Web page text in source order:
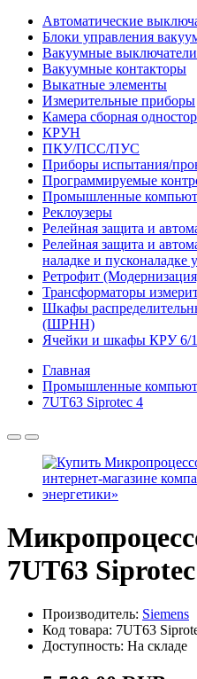
Автоматические
Блоки управления
Вакуумные выключатели
Вакуумные контакторы
Выкатные элементы
Измерительные приборы
Камера сборная
КРУН
ПКУ/ПСС/ПУС
Приборы испытания/
Программируемые
Промышленные
Реклоузеры
Релейная защита и
Релейная защита и
наладке и пусконаладке
Ретрофит
Трансформаторы
Шкафы
(ШРНН)
Ячейки и шкафы КРУ 6/
Главная
Промышленные
7UT63 Siprotec 4
7UT63
Производитель: Siemens
Код товара: 7UT63
Доступность: На складе